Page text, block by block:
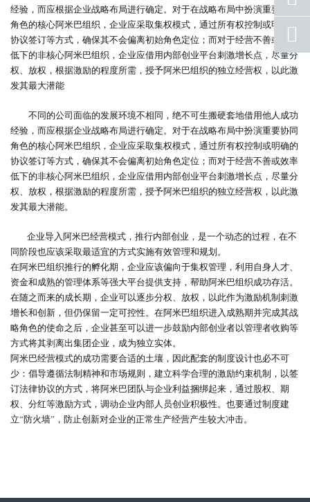
经验，而应根据企业战略布局进行确定。对于在战略布局中扮演重要协同
角色的核心阿米巴组织，企业应采取集权模式，通过所有权控制或明确的
协议签订等方式，确保其不会偏离初始角色定位；而对于经营不善或效率
低下的非核心阿米巴组织，企业应借用内部创业平台刺激增长点，尽量分
权、放权，根据激励的程度所需，授予阿米巴组织的独立经营权，以此激
发其最大潜能
不同的公司面临的发展环境不相同，绝不可生搬硬套地借用他人成功
经验，而应根据企业战略布局进行确定。对于在战略布局中扮演重要协同
角色的核心阿米巴组织，企业应采取集权模式，通过所有权控制或明确的
协议签订等方式，确保其不会偏离初始角色定位；而对于经营不善或效率
低下的非核心阿米巴组织，企业应借用内部创业平台刺激增长点，尽量分
权、放权，根据激励的程度所需，授予阿米巴组织的独立经营权，以此激
发其最大潜能。
企业导入阿米巴经营模式，推行内部创业，是一个动态的过程，在不
同阶段也应该采取最适宜的方式实施有效管理和规划。
在阿米巴组织推行的孵化期，企业应该偏向于集权管理，利用自身人才、
资金和成熟的管理体系等强大平台提供支持，帮助阿米巴组织成功存活。
在随之而来的成长期，企业可以逐步分权、放权，以此作为激励机制刺激
增长和创新，但仍保留一定可控性。在阿米巴组织进入成熟期并完成其战
略角色的使命之后，企业甚至可以进一步鼓励内部创业者以管理者收购等
方式将其剥离出集团企业，成为独立实体。
阿米巴经营模式的成功需要合适的土壤，因此配套的制度设计也必不可
少：倡导遵循法制精神和市场规则，建立科学合理的激励约束机制，以签
订法律协议的方式，将阿米巴团队与企业利益捆绑起来，通过股权、期
权、分红等激励方式，调动企业内部人员创业积极性。也要通过制度建
立“防火墙” ，防止创新对企业的正常生产经营产生较大冲击。
号码
qq
联系
返回
顶部